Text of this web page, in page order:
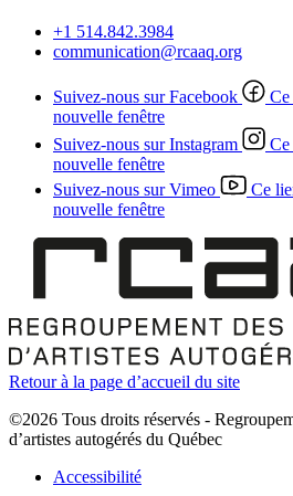
+1 514.842.3984
communication@rcaaq.org
Suivez-nous sur Facebook
Ce
nouvelle fenêtre
Suivez-nous sur Instagram
Ce
nouvelle fenêtre
Suivez-nous sur Vimeo
Ce
nouvelle fenêtre
Retour à la page d’accueil du site
©2026 Tous droits réservés -
d’artistes autogérés du Québec
Accessibilité